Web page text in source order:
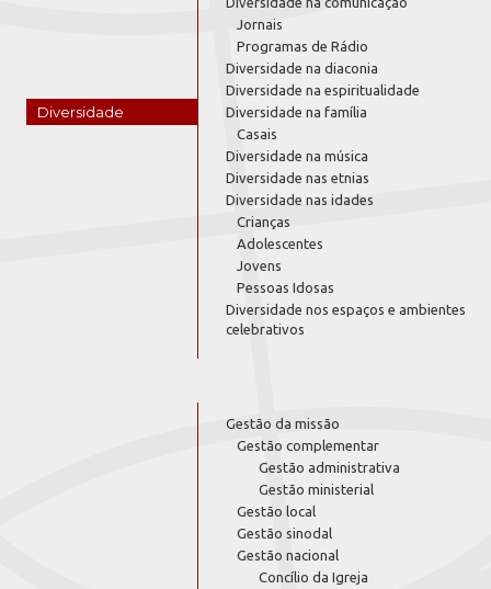
Diversidade
Jornais
Programas de Rádio
Diversidade na diaconia
Diversidade na espiritualidade
Diversidade na família
Casais
Diversidade na música
Diversidade nas etnias
Diversidade nas idades
Crianças
Adolescentes
Jovens
Pessoas Idosas
Diversidade nos espaços e ambientes
celebrativos
Gestão da missão
Gestão complementar
Gestão administrativa
Gestão ministerial
Gestão local
Gestão sinodal
Gestão nacional
Concílio da Igreja